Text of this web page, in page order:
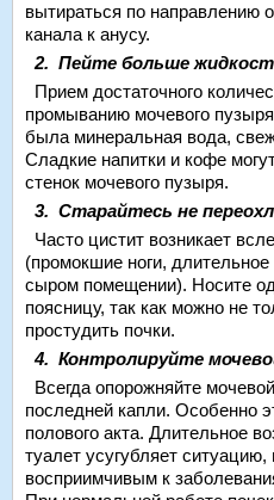
вытираться по направлению
канала к анусу.
2. Пейте больше
Прием достаточного
промыванию мочевого
была минеральная вода,
Сладкие напитки и кофе
стенок мочевого пузыря.
3. Старайтесь не
Часто цистит возникает
(промокшие ноги,
сыром помещении). Носите
поясницу, так как можно не
простудить почки.
4. Контролируйте
Всегда опорожняйте
последней капли. Особенно
полового акта. Длительное
туалет усугубляет
восприимчивым к